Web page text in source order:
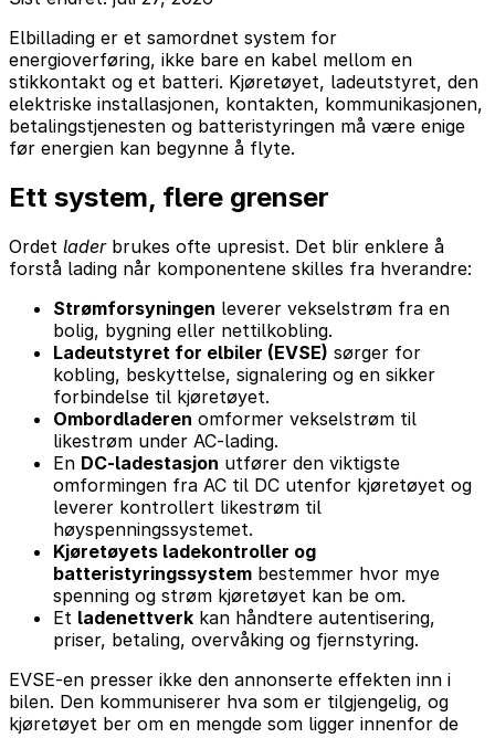
Elbillading er et samordnet system for
energioverføring, ikke bare en kabel mellom en
stikkontakt og et batteri. Kjøretøyet, ladeutstyret, den
elektriske installasjonen, kontakten, kommunikasjonen,
betalingstjenesten og batteristyringen må være enige
før energien kan begynne å flyte.
Ett system, flere grenser
Ordet laderbrukes ofte upresist. Det blir enklere å
forstå lading når komponentene skilles fra hverandre:
Strømforsyningen leverer vekselstrøm fra en
bolig, bygning eller nettilkobling.
Ladeutstyret for elbiler (EVSE) sørger for
kobling, beskyttelse, signalering og en sikker
forbindelse til kjøretøyet.
Ombordladeren omformer vekselstrøm til
likestrøm under AC-lading.
En DC-ladestasjon utfører den viktigste
omformingen fra AC til DC utenfor kjøretøyet og
leverer kontrollert likestrøm til
høyspenningssystemet.
Kjøretøyets ladekontroller og
batteristyringssystem bestemmer hvor mye
spenning og strøm kjøretøyet kan be om.
Et ladenettverk kan håndtere autentisering,
priser, betaling, overvåking og fjernstyring.
EVSE-en presser ikke den annonserte effekten inn i
bilen. Den kommuniserer hva som er tilgjengelig, og
kjøretøyet ber om en mengde som ligger innenfor de